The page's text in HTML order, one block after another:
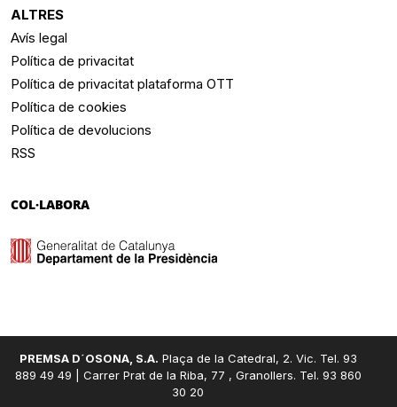
ALTRES
Avís legal
Política de privacitat
Política de privacitat plataforma OTT
Política de cookies
Política de devolucions
RSS
COL·LABORA
PREMSA D´OSONA, S.A. Plaça de la Catedral, 2. Vic. Tel. 93
889 49 49 | Carrer Prat de la Riba, 77 , Granollers. Tel. 93 860
30 20